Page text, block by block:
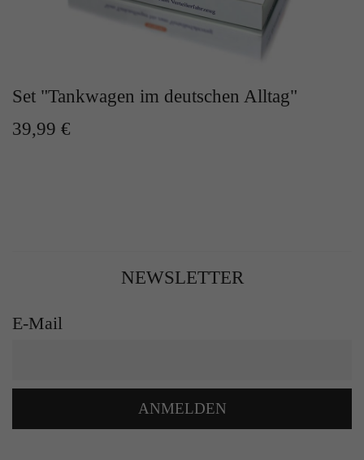
Set "Tankwagen im deutschen Alltag"
39,99 €
NEWSLETTER
E-Mail
ANMELDEN